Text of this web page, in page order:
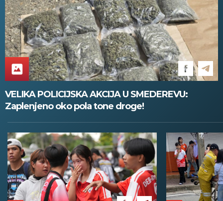
VELIKA POLICIJSKA AKCIJA U SMEDEREVU:
Zaplenjeno oko pola tone droge!